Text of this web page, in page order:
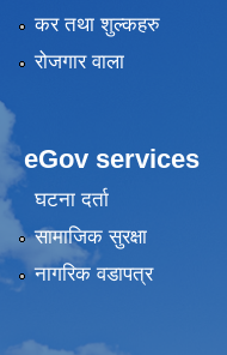
कर तथा शुल्कहरु
रोजगार वाला
eGov services
घटना दर्ता
सामाजिक सुरक्षा
नागरिक वडापत्र